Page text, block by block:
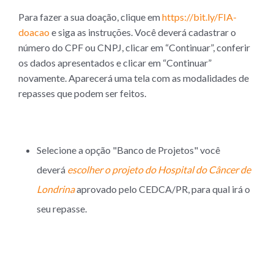
Para fazer a sua doação, clique emhttps://bit.ly/FIA-
doacao e siga as instruções. Você deverá cadastrar o
número do CPF ou CNPJ, clicar em “Continuar”, conferir
os dados apresentados e clicar em “Continuar”
novamente. Aparecerá uma tela com as modalidades de
repasses que podem ser feitos.
Selecione a opção "Banco de Projetos" você
deverá escolher o projeto do Hospital do Câncer de
Londrinaaprovado pelo CEDCA/PR, para qual irá o
seu repasse.